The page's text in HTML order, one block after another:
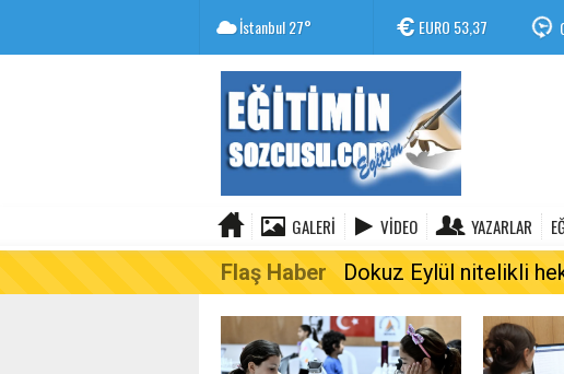
İstanbul27° EURO53,37
GALERI VIDEO YAZARLAR
Flaş Haber Dokuz Eylül nitelikli